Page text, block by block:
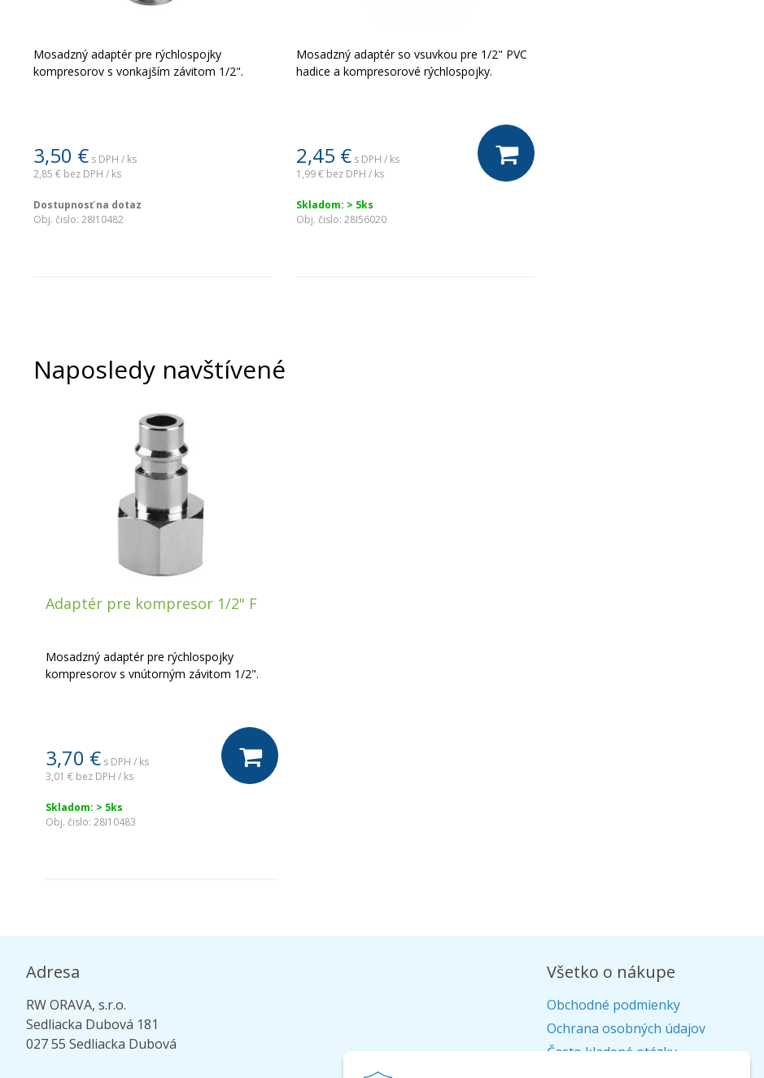
Mosadzný adaptér pre rýchlospojky
kompresorov s vonkajším závitom 1/2".
3,50 € s DPH / ks
2,85 € bez DPH / ks
Dostupnosť na dotaz
Obj. čislo: 28I10482
Mosadzný adaptér so vsuvkou pre 1/2" PVC
hadice a kompresorové rýchlospojky.
2,45 € s DPH / ks
1,99 € bez DPH / ks
Skladom: > 5ks
Obj. čislo: 28I56020
Naposledy navštívené
Adaptér pre kompresor 1/2" F
Mosadzný adaptér pre rýchlospojky
kompresorov s vnútorným závitom 1/2".
3,70 € s DPH / ks
3,01 € bez DPH / ks
Skladom: > 5ks
Obj. čislo: 28I10483
Adresa
RW ORAVA, s.r.o.
Sedliacka Dubová 181
027 55 Sedliacka Dubová
Všetko o nákupe
Obchodné podmienky
Ochrana osobných údajov
Často kladené otázky